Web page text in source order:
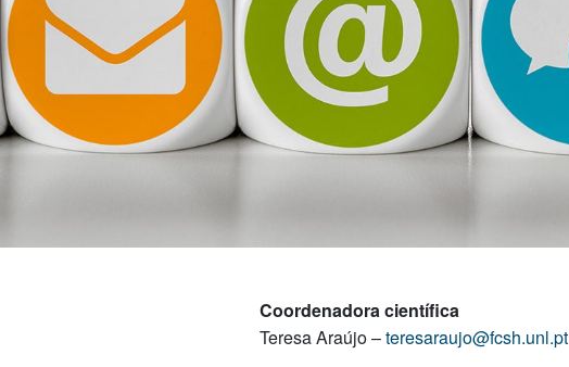
Coordenadora científica
Teresa Araújo –teresaraujo@fcsh.unl.pt